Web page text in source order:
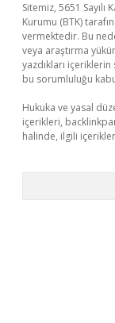
Sitemiz, 5651
Kurumu (BTK)
vermektedir. Bu
veya araştırma
yazdıkları
bu sorumluluğu
Hukuka ve yasal
içerikleri,
halinde, ilgili